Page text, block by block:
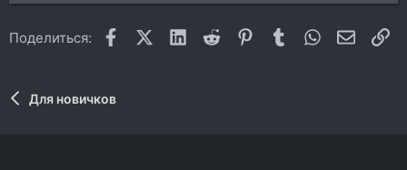
Поделиться: FacebookX (Twitter)
LinkedIn
Reddit Pinterest
Tumblr WhatsApp
Для новичков